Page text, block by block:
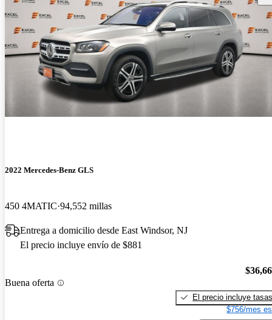
2022 Mercedes-Benz GLS
450 4MATIC 94,552 millas
Entrega a domicilio desde East Windsor, NJ
El precio incluye envío de $881
Buena oferta
El precio incluye tasas
$756/mes